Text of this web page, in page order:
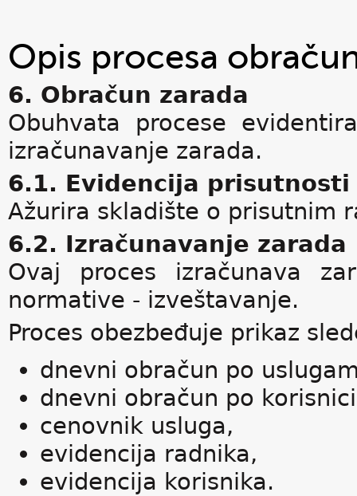
Opis procesa
6. Obračun zarada
Obuhvata procese
izračunavanje zarada.
6.1. Evidencija prisutnosti
Ažurira skladište o prisutnim
6.2. Izračunavanje zarada
Ovaj proces izračunava
normative - izveštavanje.
Proces obezbeđuje prikaz
dnevni obračun po
dnevni obračun po
cenovnik usluga,
evidencija radnika,
evidencija korisnika.